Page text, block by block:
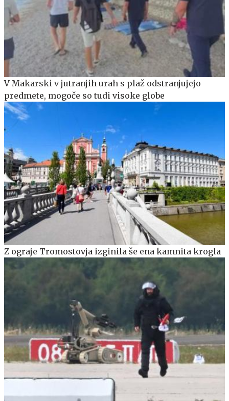
V Makarski v jutranjih urah s plaž odstranjujejo
predmete, mogoče so tudi visoke globe
Z ograje Tromostovja izginila še ena kamnita krogla